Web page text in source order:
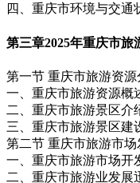
四、重庆市环境与交通
第三章2025年重庆市旅
第一节 重庆市旅游资源
一、重庆市旅游资源概
二、重庆市旅游景区介
三、重庆市旅游景区建
第二节 重庆市旅游市
一、重庆市旅游市场开
二、重庆市旅游业发展